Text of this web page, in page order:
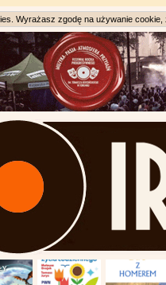
Wyrażasz zgodę na używanie